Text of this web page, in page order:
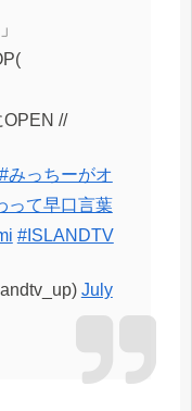
」
//
#みっちーがオ
って早口言葉
#ISLANDTV
July